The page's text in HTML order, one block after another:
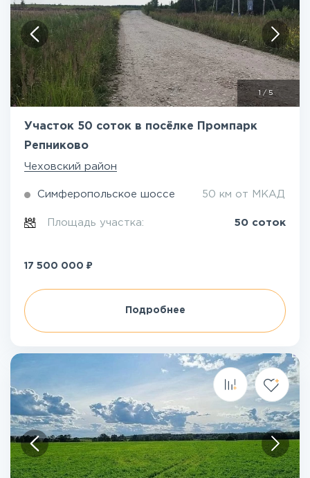
/ 5
Участок 50 соток в посёлке Промпарк
Репниково
Чеховский район
Симферопольское шоссе 50 км от МКАД
Площадь участка: 50 соток
17 500 000 ₽
Подробнее